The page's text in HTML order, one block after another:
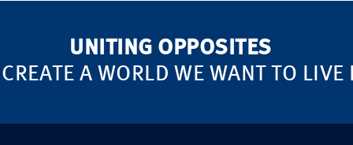
UNITING OPPOSITES
A WORLD WE WANT TO LIVE